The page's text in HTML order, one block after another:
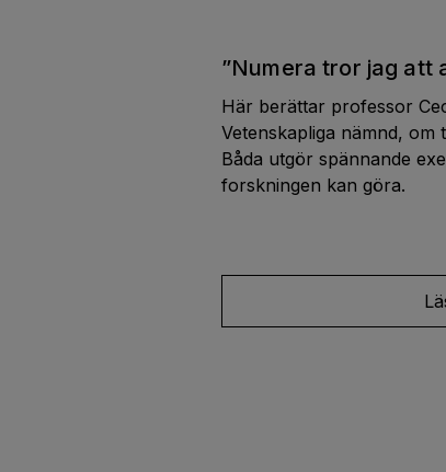
”Numera tror jag att
Här berättar professor
Vetenskapliga nämnd, om
Båda utgör spännande
forskningen kan göra.